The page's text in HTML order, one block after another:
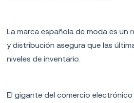
La marca española de moda es
y distribución asegura que las
niveles de inventario.
El gigante del comercio